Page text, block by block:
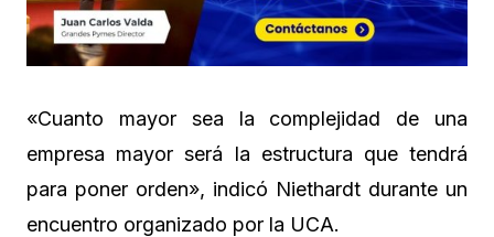
«Cuanto mayor sea la complejidad de una
empresa mayor será la estructura que tendrá
para poner orden», indicó Niethardt durante un
encuentro organizado por la UCA.